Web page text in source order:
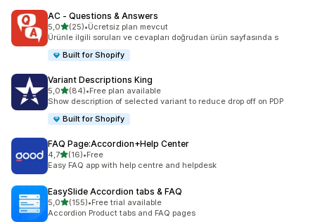
AC ‑ Questions & Answers
5,05 yıldız üzerinden
(25)
toplam 25 değerlendirme
•Ücretsiz plan mevcut
Ürünle ilgili soruları ve cevapları doğrudan ürün sayfasında s
Built for Shopify
Variant Descriptions King
5,05 yıldız üzerinden
(84)
toplam 84 değerlendirme
•Free plan available
Show description of selected variant to reduce drop off on PDP
Built for Shopify
FAQ Page:Accordion+Help Center
4,75 yıldız üzerinden
(16)
toplam 16 değerlendirme
•Free
Easy FAQ app with help centre and helpdesk
EasySlide Accordion tabs & FAQ
5,05 yıldız üzerinden
(155)
toplam 155 değerlendirme
•Free trial available
Accordion Product tabs and FAQ pages